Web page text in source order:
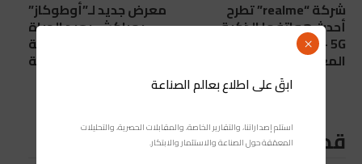
معرض جديد لـ”أوطوكاز”
بمراكش يعيد الحياة
للسيارات المستعملة
متعددة العلامات التجارية
شركة “realme” تطرح
أحدث هواتفها الذكية
المغربية
قد يعجبك ايضا
ابقَ على اطلاع بعالم الصناعة
استلم إصداراتنا، والتقارير الخاصة، والمقابلات الحصرية، والتحليلات
المعمّقة حول الصناعة والاستثمار والابتكار.
×